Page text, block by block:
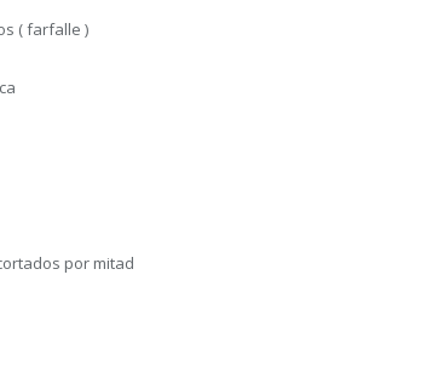
( farfalle )
por mitad